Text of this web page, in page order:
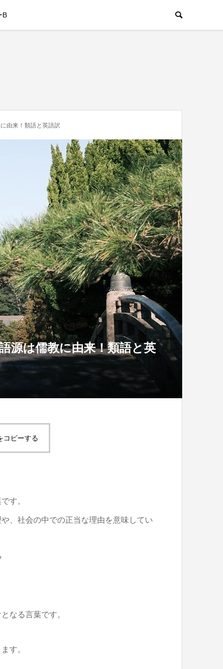
B
由来！類語と英語訳
源は儒教に由来！類語と英
コピーする
す。
、社会の中での正当な理由を意味してい
なる言葉です。
す。